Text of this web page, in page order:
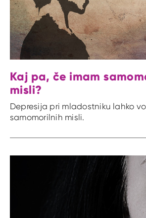
Kaj pa, če imam
misli?
Depresija pri mladostniku lahko
samomorilnih misli.